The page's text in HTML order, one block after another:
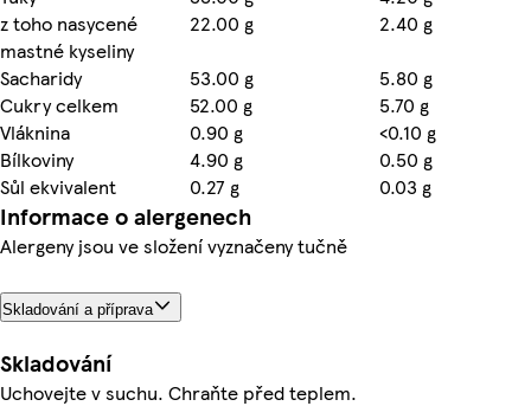
z toho nasycené
mastné kyseliny
22.00 g
2.40 g
Sacharidy
53.00 g
5.80 g
Cukry celkem
52.00 g
5.70 g
Vláknina
0.90 g
<0.10 g
Bílkoviny
4.90 g
0.50 g
Sůl ekvivalent
0.27 g 0.03 g
Informace o alergenech
Alergeny jsou ve složení vyznačeny tučně
Skladování a příprava
Skladování
Uchovejte v suchu. Chraňte před teplem.